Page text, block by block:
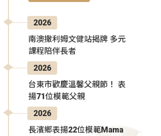
2026
南澳撒利姆文健站揭牌 多元
課程陪伴長者
2026
台東市歡慶溫馨父親節！ 表
揚71位模範父親
2026
長濱鄉表揚22位模範Mama